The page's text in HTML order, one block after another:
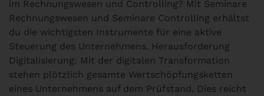
im Rechnungswesen und Controlling? Mit Seminare
Rechnungswesen und Seminare Controlling erhältst
du die wichtigsten Instrumente für eine aktive
Steuerung des Unternehmens. Herausforderung
Digitalisierung: Mit der digitalen Transformation
stehen plötzlich gesamte Wertschöpfungsketten
eines Unternehmens auf dem Prüfstand. Dies reicht